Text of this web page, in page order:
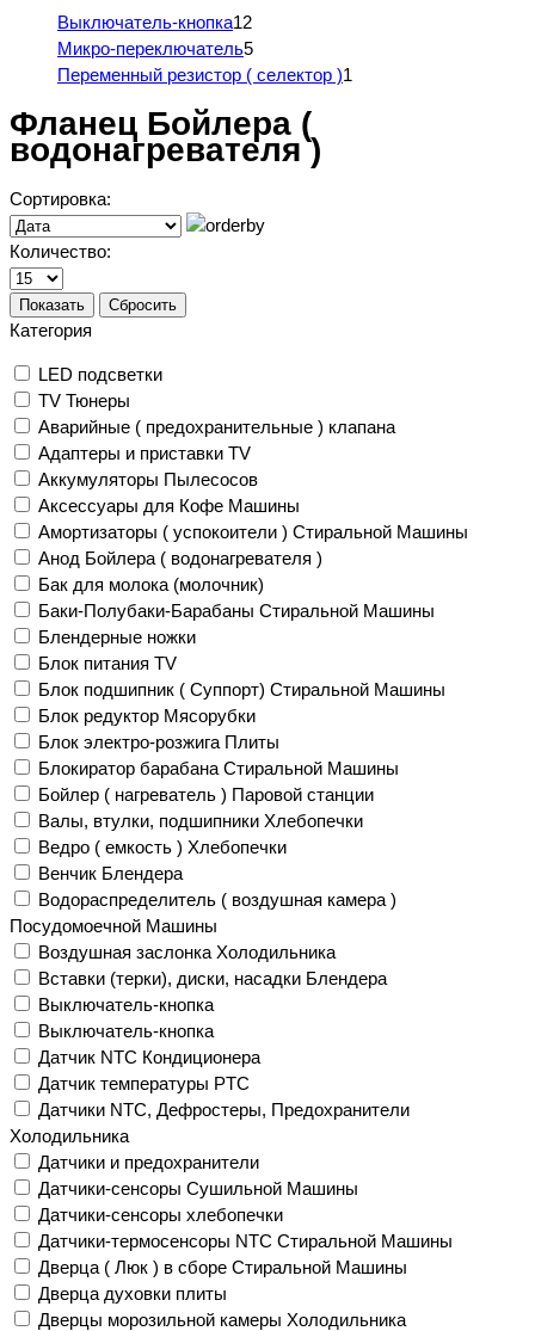
Выключатель-кнопка12
Микро-переключатель5
Переменный резистор ( селектор )1
Фланец Бойлера (
водонагревателя )
Сортировка:
Количество:
Показать Сбросить
Категория
LED подсветки
TV Тюнеры
Аварийные ( предохранительные ) клапана
Адаптеры и приставки TV
Аккумуляторы Пылесосов
Аксессуары для Кофе Машины
Амортизаторы ( успокоители ) Стиральной Машины
Анод Бойлера ( водонагревателя )
Бак для молока (молочник)
Баки-Полубаки-Барабаны Стиральной Машины
Блендерные ножки
Блок питания TV
Блок подшипник ( Суппорт) Стиральной Машины
Блок редуктор Мясорубки
Блок электро-розжига Плиты
Блокиратор барабана Стиральной Машины
Бойлер ( нагреватель ) Паровой станции
Валы, втулки, подшипники Хлебопечки
Ведро ( емкость ) Хлебопечки
Венчик Блендера
Водораспределитель ( воздушная камера )
Посудомоечной Машины
Воздушная заслонка Холодильника
Вставки (терки), диски, насадки Блендера
Выключатель-кнопка
Выключатель-кнопка
Датчик NTC Кондиционера
Датчик температуры PTC
Датчики NTC, Дефростеры, Предохранители
Холодильника
Датчики и предохранители
Датчики-сенсоры Сушильной Машины
Датчики-сенсоры хлебопечки
Датчики-термосенсоры NTC Стиральной Машины
Дверца ( Люк ) в сборе Стиральной Машины
Дверца духовки плиты
Дверцы морозильной камеры Холодильника